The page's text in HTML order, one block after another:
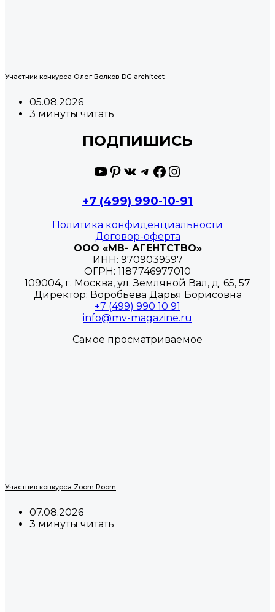
Участник конкурса Олег Волков DG architect
05.08.2026
3 минуты читать
ПОДПИШИСЬ
YouTube
Pinterest
ВКонтакте
Telegram
Facebook
Instagram
+7 (499) 990-10-91
Политика конфиденциальности
Договор-оферта
ООО «МВ- АГЕНТСТВО»
ИНН: 9709039597
ОГРН: 1187746977010
109004, г. Москва, ул. Земляной Вал, д. 65, 57
Директор: Воробьева Дарья Борисовна
+7 (499) 990 10 91
info@mv-magazine.ru
Самое просматриваемое
Участник конкурса Zoom Room
07.08.2026
3 минуты читать